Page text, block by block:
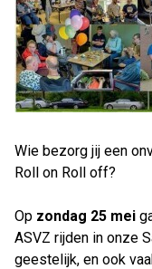
Wie bezorg jij een
Roll on Roll off?
Op zondag 25 mei
ASVZ rijden in onze
geestelijk, en ook